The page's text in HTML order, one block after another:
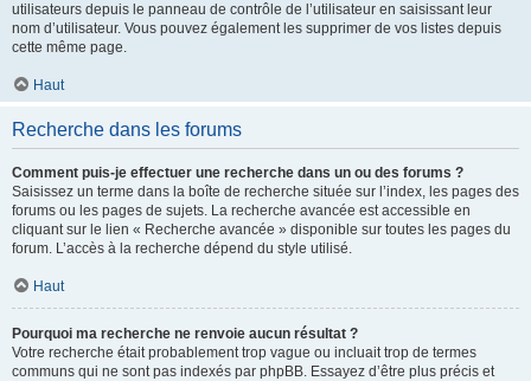
utilisateurs depuis le panneau de contrôle de l’utilisateur en saisissant leur
nom d’utilisateur. Vous pouvez également les supprimer de vos listes depuis
cette même page.
Haut
Recherche dans les forums
Comment puis-je effectuer une recherche dans un ou des forums ?
Saisissez un terme dans la boîte de recherche située sur l’index, les pages des
forums ou les pages de sujets. La recherche avancée est accessible en
cliquant sur le lien « Recherche avancée » disponible sur toutes les pages du
forum. L’accès à la recherche dépend du style utilisé.
Haut
Pourquoi ma recherche ne renvoie aucun résultat ?
Votre recherche était probablement trop vague ou incluait trop de termes
communs qui ne sont pas indexés par phpBB. Essayez d’être plus précis et